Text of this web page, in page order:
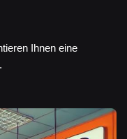
Ihnen eine